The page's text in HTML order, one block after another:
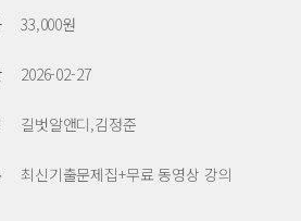
33,000원
2026-02-27
길벗알앤디,김정준
최신기출문제집+무료 동영상 강의